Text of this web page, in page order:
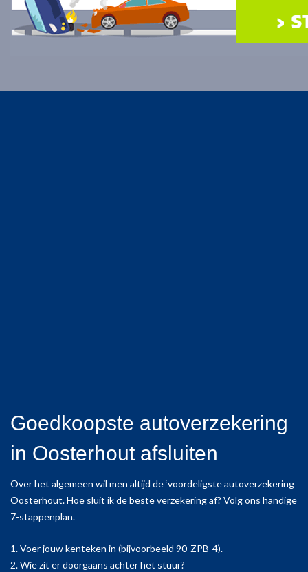
Goedkoopste autoverzekering
in Oosterhout afsluiten
Over het algemeen wil men altijd de ‘voordeligste autoverzekering
Oosterhout. Hoe sluit ik de beste verzekering af? Volg ons handige
7-stappenplan.
1. Voer jouw kenteken in (bijvoorbeeld 90-ZPB-4).
2. Wie zit er doorgaans achter het stuur?